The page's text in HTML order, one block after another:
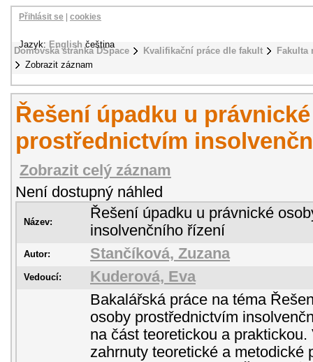
Domovská stránka DSpace Kvalifikační práce dle fakult
Fakulta
Zobrazit záznam
Přihlásit se cookies
Jazyk: English čeština
Řešení úpadku u
prostřednictvím
Zobrazit celý záznam
Není dostupný náhled
Název:
Řešení úpadku u právnické
insolvenčního řízení
Autor: Stančíková, Zuzana
Vedoucí: Kuderová, Eva
Bakalářská práce na téma
osoby prostřednictvím
na část teoretickou a
zahrnuty teoretické a metodické